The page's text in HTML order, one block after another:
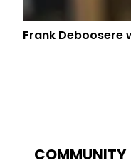
Frank Deboosere
COMMUNITY